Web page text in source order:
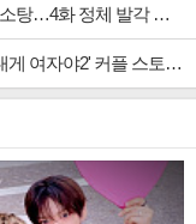
화 정체 발각 위기 예고
자야2' 커플 스토리 편성